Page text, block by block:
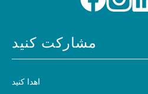
مشارکت کنید
اهدا کنید